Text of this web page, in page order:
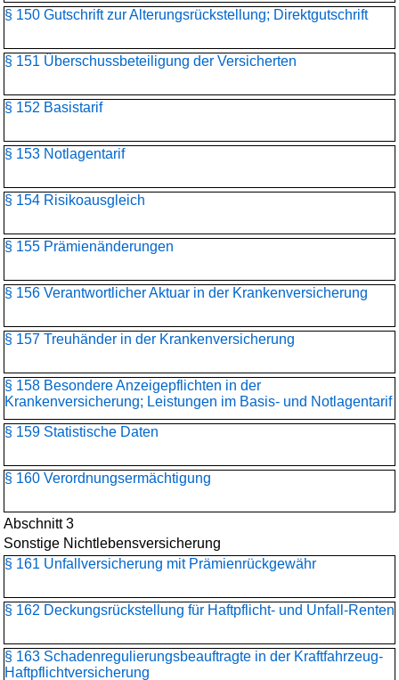
§ 150 Gutschrift zur Alterungsrückstellung; Direktgutschrift
§ 151 Überschussbeteiligung der Versicherten
§ 152 Basistarif
§ 153 Notlagentarif
§ 154 Risikoausgleich
§ 155 Prämienänderungen
§ 156 Verantwortlicher Aktuar in der Krankenversicherung
§ 157 Treuhänder in der Krankenversicherung
§ 158 Besondere Anzeigepflichten in der
Krankenversicherung; Leistungen im Basis- und Notlagentarif
§ 159 Statistische Daten
§ 160 Verordnungsermächtigung
Abschnitt 3
Sonstige Nichtlebensversicherung
§ 161 Unfallversicherung mit Prämienrückgewähr
§ 162 Deckungsrückstellung für Haftpflicht- und Unfall-Renten
§ 163 Schadenregulierungs­beauftragte in der Kraftfahrzeug-
Haftpflichtversicherung